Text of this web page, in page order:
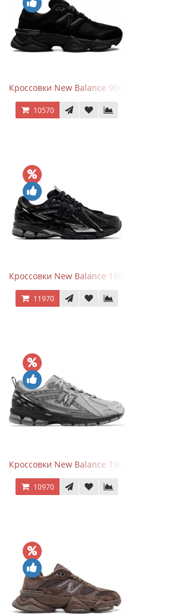
Кроссовки New Balance 9060 Triple Black
10570
Кроссовки New Balance 1906A Black Silver
11970
Кроссовки New Balance 1906R Brighton Grey
10970